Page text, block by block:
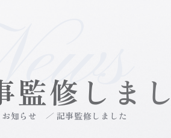
監修しま
お知らせ 記事監修しました